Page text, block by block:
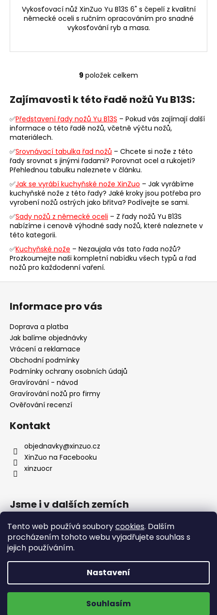
Tento web používá souborycookies. Dalším
procházením tohoto webu vyjadřujete souhlas s
jejich používáním.
Nastavení
Souhlasím
Doprava zdarma na výdejní místa
ZOBRAZIT NOVINKY
Vykosťovací nůž XinZuo Yu B13S 6" s čepelí z kvalitní
německé oceli s ručním opracováním pro snadné
vykosťování ryb a masa.
O
l
d
a
í
p
r
v
k
y
v
ý
i
s
9 položek celkem
Zajímavosti k této řadě nožů Yu B13S:
✅Představení řady nožů Yu B13S – Pokud vás zajímají další
informace o této řadě nožů, včetně výčtu nožů,
materiálech.
✅Srovnávací tabulka řad nožů – Chcete si nože z této
řady srovnat s jinými řadami? Porovnat ocel a rukojeti?
Přehlednou tabulku naleznete v článku.
✅Jak se vyrábí kuchyňské nože XinZuo – Jak vyrábíme
kuchyňské nože z této řady? Jaké kroky jsou potřeba pro
vyrobení nožů ostrých jako břitva? Podívejte se sami.
✅Sady nožů z německé oceli – Z řady nožů Yu B13S
nabízíme i cenově výhodné sady nožů, které naleznete v
této kategorii.
✅Kuchyňské nože – Nezaujala vás tato řada nožů?
Prozkoumejte naši kompletní nabídku všech typů a řad
nožů pro každodenní vaření.
Informace pro vás
Doprava a platba
Jak balíme objednávky
Vrácení a reklamace
Obchodní podmínky
Podmínky ochrany osobních údajů
Gravírování - návod
Gravírování nožů pro firmy
Ověřování recenzí
Kontakt
objednavky@xinzuo.cz
XinZuo na Facebooku
xinzuocr
Jsme i v dalších zemích